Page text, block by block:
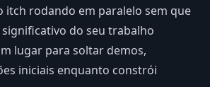
itch rodando em paralelo sem que
do seu trabalho
lugar para soltar demos,
iniciais enquanto constrói